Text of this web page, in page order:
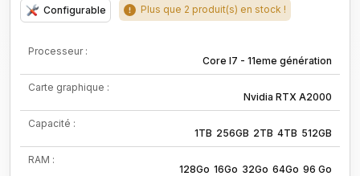
Configurable Plus que 2 produit(s) en stock !
Processeur :
Core I7 - 11eme génération
Carte graphique :
Nvidia RTX A2000
Capacité :
1TB 256GB 2TB 4TB 512GB
RAM :
128Go 16Go 32Go 64Go 96 Go